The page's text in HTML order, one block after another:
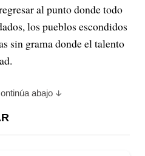
al punto donde todo
los pueblos escondidos
sin grama donde el talento
abajo